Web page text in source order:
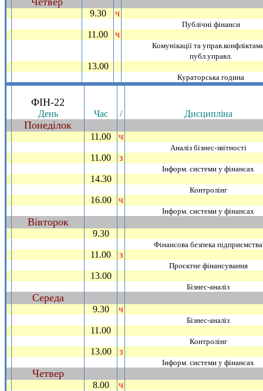
9.30 ч
Публiчнi фiнанси
11.00 ч
Комунiкацiї та
публ.управл.
13.00
Кураторська година
ФIН-22
День Час / Дисциплiна
Понедiлок
11.00 ч
Аналiз бiзнес-звiтностi
11.00 з
Iнформ. системи у фiнансах
14.30
Контролiнг
16.00 ч
Iнформ. системи у фiнансах
Вiвторок
9.30
Фiнансова безпека пiдприємства
11.00 з
Проєктне фiнансування
13.00
Бiзнес-аналiз
Середа
9.30 ч
Бiзнес-аналiз
11.00
Контролiнг
13.00 з
Iнформ. системи у фiнансах
Четвер
8.00 ч